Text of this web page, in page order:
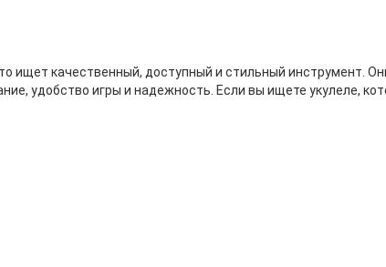
ищет качественный, доступный и стильный инструмент.
удобство игры и надежность. Если вы ищете укулеле,